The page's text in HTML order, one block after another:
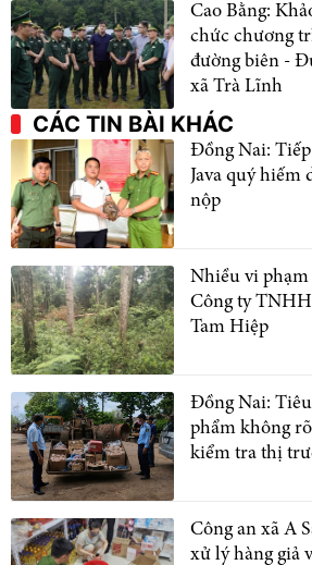
Cao Bằng:
chức chương
đường biên -
xã Trà Lĩnh
CÁC TIN BÀI KHÁC
Đồng Nai:
Java quý hiếm
nộp
Nhiều vi phạm
Công ty
Tam Hiệp
Đồng Nai:
phẩm không
kiểm tra thị
Công an xã A
xử lý hàng giả